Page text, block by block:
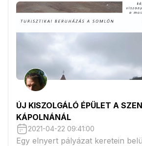
ÚJ KISZOLGÁLÓ ÉPÜLET A
KÁPOLNÁNÁL
2021-04-22 09:41:00
Egy elnyert pályázat keretein